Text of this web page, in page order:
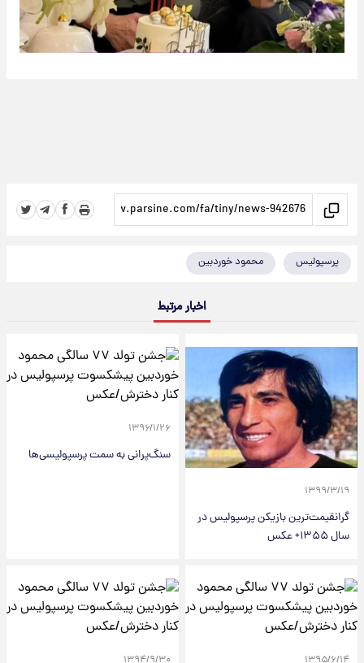
پرسپولیس محمود خوردبین
اخبار مرتبط
۱۳۹۹/۳/۱۹
گرانقیمت‌ترین بازیکن پرسپولیس در
سال ۱۳۵۵+ عکس
۱۳۹۶/۱/۲۶
سنگ‌پرانی به سمت پرسپولیسی‌ها